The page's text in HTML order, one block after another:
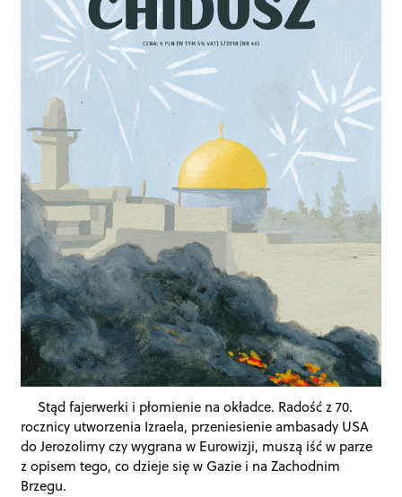
Stąd fajerwerki i płomienie na okładce. Radość z 70.
rocznicy utworzenia Izraela, przeniesienie ambasady USA
do Jerozolimy czy wygrana w Eurowizji, muszą iść w parze
z opisem tego, co dzieje się w Gazie i na Zachodnim
Brzegu.